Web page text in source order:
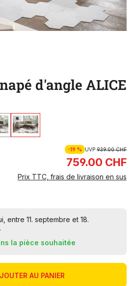
d'angle ALICE
-19 % UVP939.00 CHF
759.00 CHF
Prix TTC, frais de livraison en sus
entre 11. septembre et 18.
la pièce souhaitée
AU PANIER